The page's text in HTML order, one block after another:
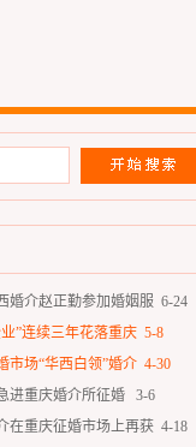
婚介赵正勤参加婚姻服 6-24
”连续三年花落重庆 5-8
市场“华西白领”婚介 4-30
进重庆婚介所征婚 3-6
在重庆征婚市场上再获 4-18